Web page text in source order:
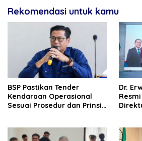
Rekomendasi untuk kamu
BSP Pastikan Tender
Kendaraan Operasional
Sesuai Prosedur dan Prinsip
‎Dr.